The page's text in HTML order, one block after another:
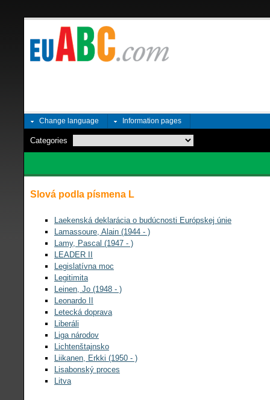
Change language Information pages
Categories
Slová podla písmena L
Laekenská deklarácia o budúcnosti Európskej únie
Lamassoure, Alain (1944 - )
Lamy, Pascal (1947 - )
LEADER II
Legislatívna moc
Legitimita
Leinen, Jo (1948 - )
Leonardo II
Letecká doprava
Liberáli
Liga národov
Lichtenštajnsko
Liikanen, Erkki (1950 - )
Lisabonský proces
Litva